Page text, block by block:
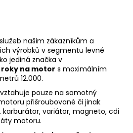
našim zákazníkům a
výrobků v segmentu levné
jediná značka v
roky na motor s maximálním
12.000.
pouze na samotný
přišroubované či jinak
karburátor, variátor, magneto, cdi
motoru.